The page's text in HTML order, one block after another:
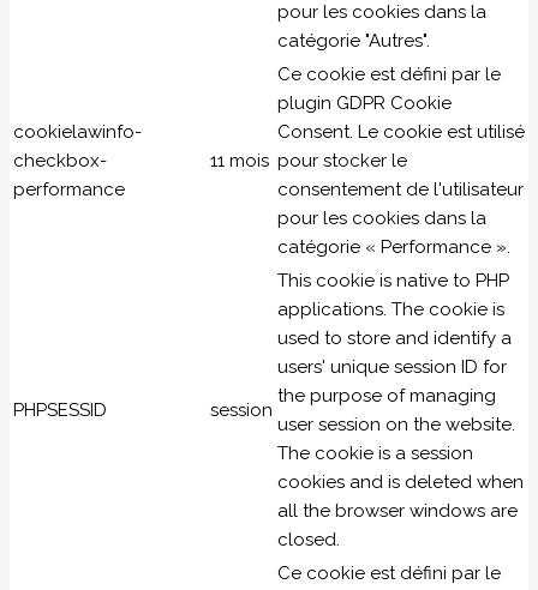
pour les cookies dans la
catégorie "Autres".
cookielawinfo-
checkbox-
performance
11 mois
Ce cookie est défini par le
plugin GDPR Cookie
Consent. Le cookie est utilisé
pour stocker le
consentement de l'utilisateur
pour les cookies dans la
catégorie « Performance ».
PHPSESSID session
This cookie is native to PHP
applications. The cookie is
used to store and identify a
users' unique session ID for
the purpose of managing
user session on the website.
The cookie is a session
cookies and is deleted when
all the browser windows are
closed.
Ce cookie est défini par le